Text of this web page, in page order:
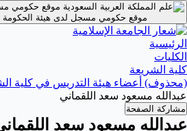
موقع حكومي
موقع حكومي مسجل لدى هيئة الحكومة
الرئيسية
الكليات
كلية الشريعة
(محذوف) أعضاء هيئة التدريس في كلية
عبدالله مسعود سعد اللقماني
مشاركة الصفحة
عبدالله مسعود سعد